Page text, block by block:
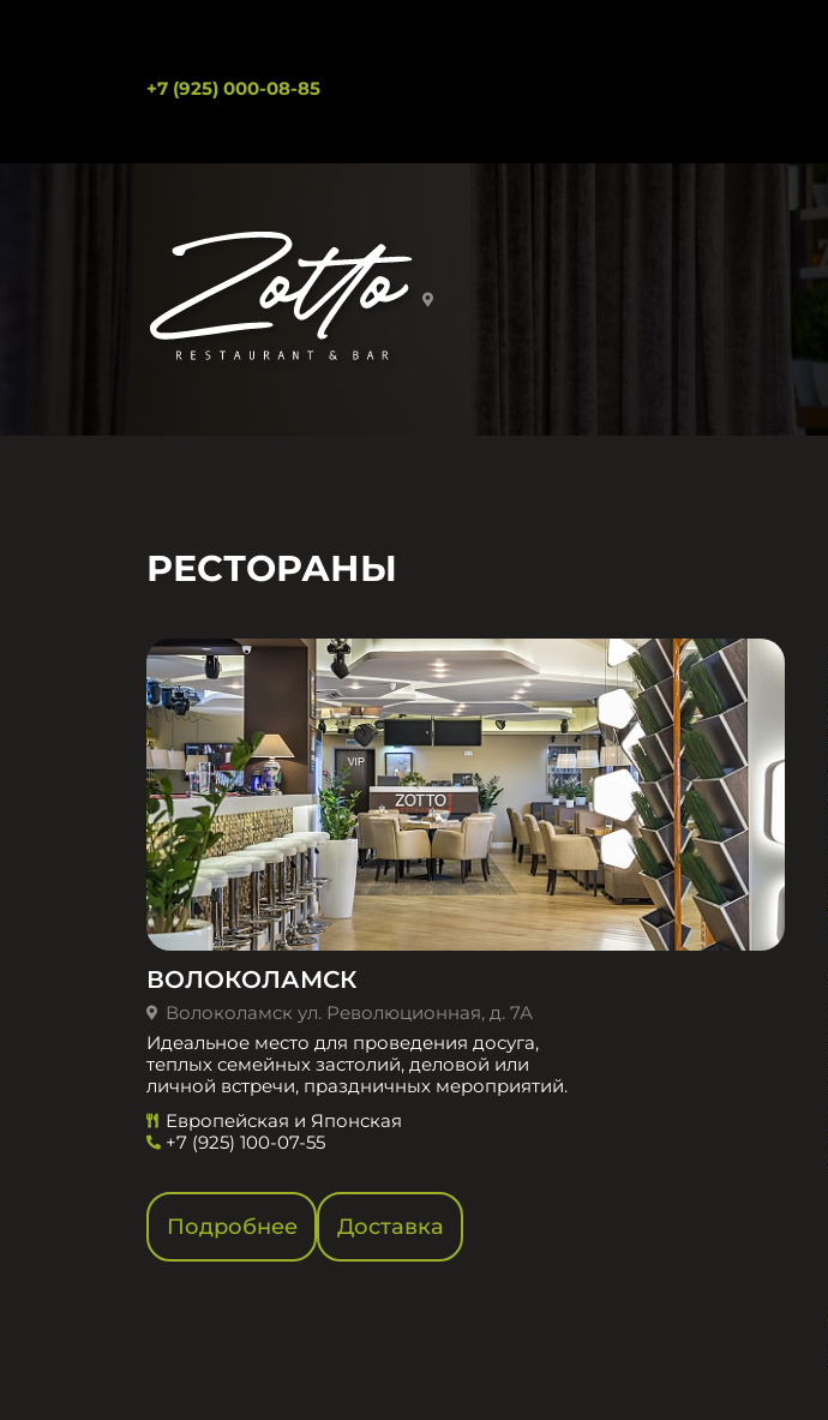
+7 (925) 000-08-85
РЕСТОРАНЫ
ВОЛОКОЛАМСК
Волоколамск ул. Революционная, д. 7А
Идеальное место для проведения досуга,
теплых семейных застолий, деловой или
личной встречи, праздничных мероприятий.
Европейская и Японская
+7 (925) 100-07-55
Подробнее Доставка